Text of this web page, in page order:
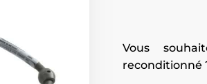
Vous
reconditionné